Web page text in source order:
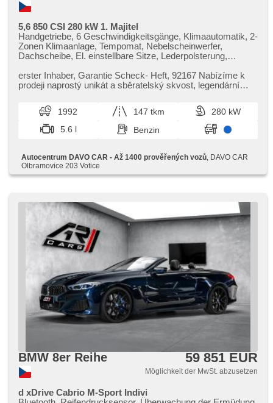
5,6 850 CSI 280 kW 1. Majitel
Handgetriebe, 6 Geschwindigkeitsgänge, Klimaautomatik, 2-
Zonen Klimaanlage, Tempomat, Nebelscheinwerfer,
Dachscheibe, El. einstellbare Sitze, Lederpolsterung,
Antriebsschlupfregelung (ASR), Fahrer-Airbag, Lenkrad
einstellbar, El. Seitenscheiben, Getönte Scheiben, El.
erfüllt 'EURO 0'
erster Inhaber,​ Garantie Scheck​- Heft,​ 92167 Nabízíme k
prodeji naprostý unikát a sběratelský skvost,​ legendární
1992 147 tkm
280 kW
5.6 l
Benzin
Autocentrum DAVO CAR - Až 1400 prověřených vozů , DAVO CAR
Olbramovice 203 Votice
BMW 8er Reihe 59 851 EUR
Möglichkeit der MwSt. abzusetzen
d xDrive Cabrio M-Sport Indivi